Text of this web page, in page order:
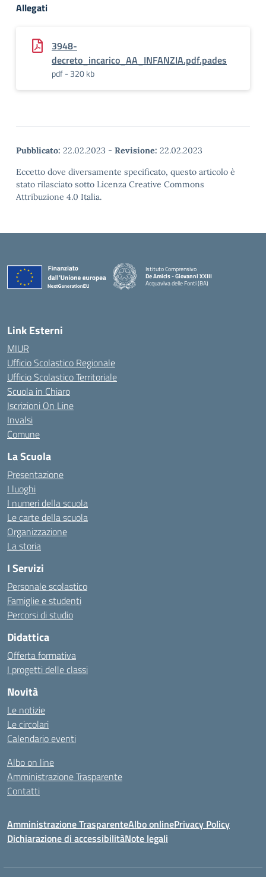
Allegati
3948-
decreto_incarico_AA_INFANZIA.pdf.pades
pdf - 320 kb
Pubblicato: 22.02.2023 - Revisione: 22.02.2023
Eccetto dove diversamente specificato, questo articolo è
stato rilasciato sotto Licenza Creative Commons
Attribuzione 4.0 Italia.
Istituto Comprensivo
De Amicis - Giovanni XXIII
Acquaviva delle Fonti (BA)
— Visita la pagina iniziale della scuola
Link Esterni
MIUR
Ufficio Scolastico Regionale
Ufficio Scolastico Territoriale
Scuola in Chiaro
Iscrizioni On Line
Invalsi
Comune
La Scuola
Presentazione
I luoghi
I numeri della scuola
Le carte della scuola
Organizzazione
La storia
I Servizi
Personale scolastico
Famiglie e studenti
Percorsi di studio
Didattica
Offerta formativa
I progetti delle classi
Novità
Le notizie
Le circolari
Calendario eventi
Albo on line
Amministrazione Trasparente
Contatti
Amministrazione TrasparenteAlbo onlinePrivacy Policy
Dichiarazione di accessibilitàNote legali